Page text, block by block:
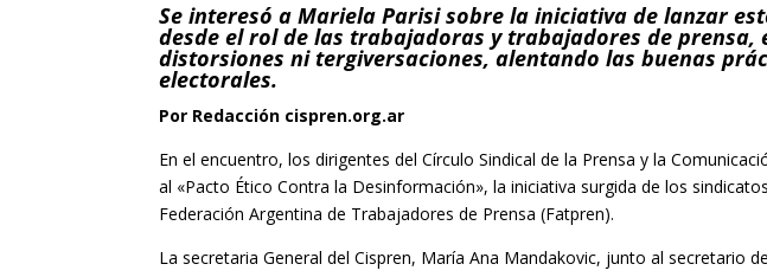
Se interesó a Mariela Parisi sobre lainiciativa de lanzar
desde el rol de las trabajadoras y trabajadores de prensa,
distorsiones ni tergiversaciones, alentando las buenas
electorales.
Por Redacción cispren.org.ar
En el encuentro, los dirigentes del Círculo Sindical de la Prensa y la
al «Pacto Ético Contra la Desinformación», la iniciativa surgida de los
Federación Argentina de Trabajadores de Prensa (Fatpren).
La secretaria General del Cispren, María Ana Mandakovic, junto al secretario